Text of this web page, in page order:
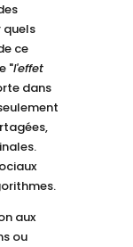
quels
ce
"l'effet
dans
aux
ou